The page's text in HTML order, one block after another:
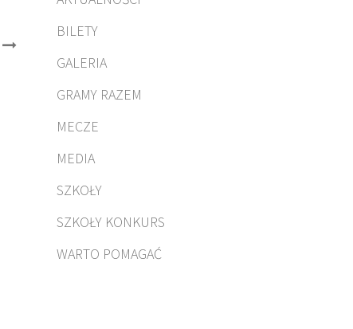
BILETY
GALERIA
GRAMY RAZEM
MECZE
MEDIA
SZKOŁY
SZKOŁY KONKURS
WARTO POMAGAĆ